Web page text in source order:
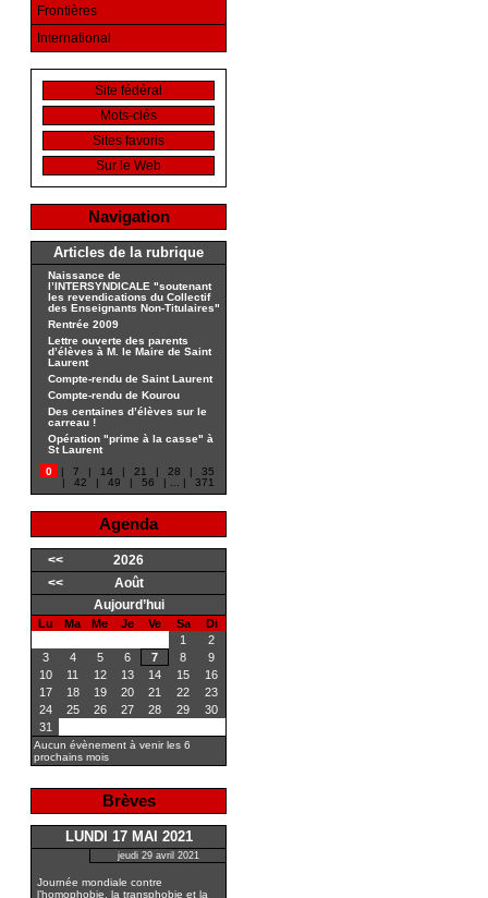
Frontières
International
Site fédéral
Mots-clés
Sites favoris
Sur le Web
Navigation
Articles de la rubrique
Naissance de
l’INTERSYNDICALE "soutenant
les revendications du Collectif
des Enseignants Non-Titulaires"
Rentrée 2009
Lettre ouverte des parents
d’élèves à M. le Maire de Saint
Laurent
Compte-rendu de Saint Laurent
Compte-rendu de Kourou
Des centaines d’élèves sur le
carreau !
Opération "prime à la casse" à
St Laurent
0
| 7 | 14 | 21 | 28 |
35
|
42 | 49 | 56 | | 371
Agenda
<<
2026
<<
Août
Aujourd’hui
Lu Ma Me Je Ve Sa
Di
1
2
3
4 5 6 7 8
9
10
11 12 13 14 15
16
17
18 19 20 21 22
23
24
25 26 27 28 29
30
31
Aucun évènement à venir les 6
prochains mois
Brèves
LUNDI 17 MAI 2021
jeudi 29 avril 2021
Journée mondiale contre
l’homophobie, la transphobie et la